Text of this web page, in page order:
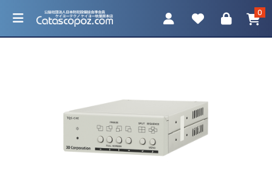
0
カテゴリ一覧
防犯カメラ